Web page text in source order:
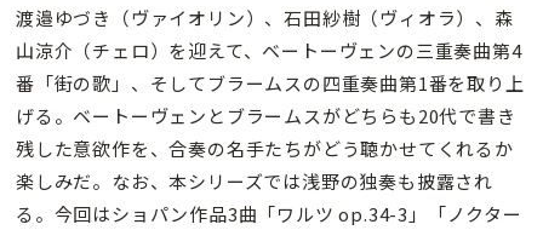
渡邉ゆづき（ヴァイオリン）、石田紗樹（ヴィオラ）、森
山涼介（チェロ）を迎えて、ベートーヴェンの三重奏曲第4
番「街の歌」、そしてブラームスの四重奏曲第1番を取り上
げる。ベートーヴェンとブラームスがどちらも20代で書き
残した意欲作を、合奏の名手たちがどう聴かせてくれるか
楽しみだ。なお、本シリーズでは浅野の独奏も披露され
る。今回はショパン作品3曲「ワルツ op.34-3」「ノクター